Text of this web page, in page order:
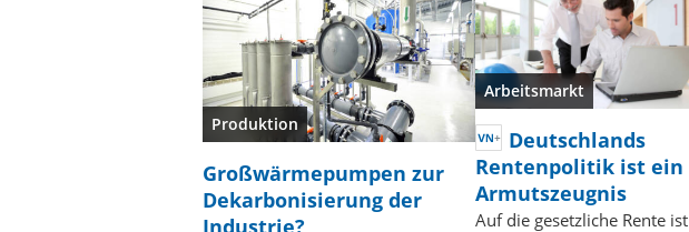
Produktion
Großwärmepumpen zur
Dekarbonisierung der
Industrie?
Arbeitsmarkt
Deutschlands
Rentenpolitik ist ein
Armutszeugnis
Auf die gesetzliche Rente ist